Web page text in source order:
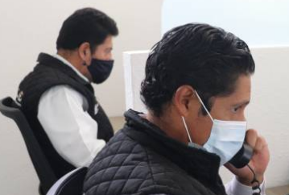
Y salió la propuesta de Reforma Electoral de
la Presidenta Sheinbaum